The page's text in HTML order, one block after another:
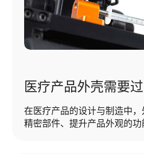
医疗产品外壳需要过
在医疗产品的设计与制造中
精密部件、提升产品外观的